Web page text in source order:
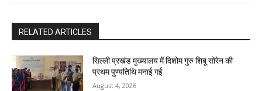
RELATED ARTICLES
सिल्ली प्रखंड मुख्यालय में दिशोम गुरु शिबू सोरेन की
प्रथम पुण्यतिथि मनाई गई
August 4, 2026